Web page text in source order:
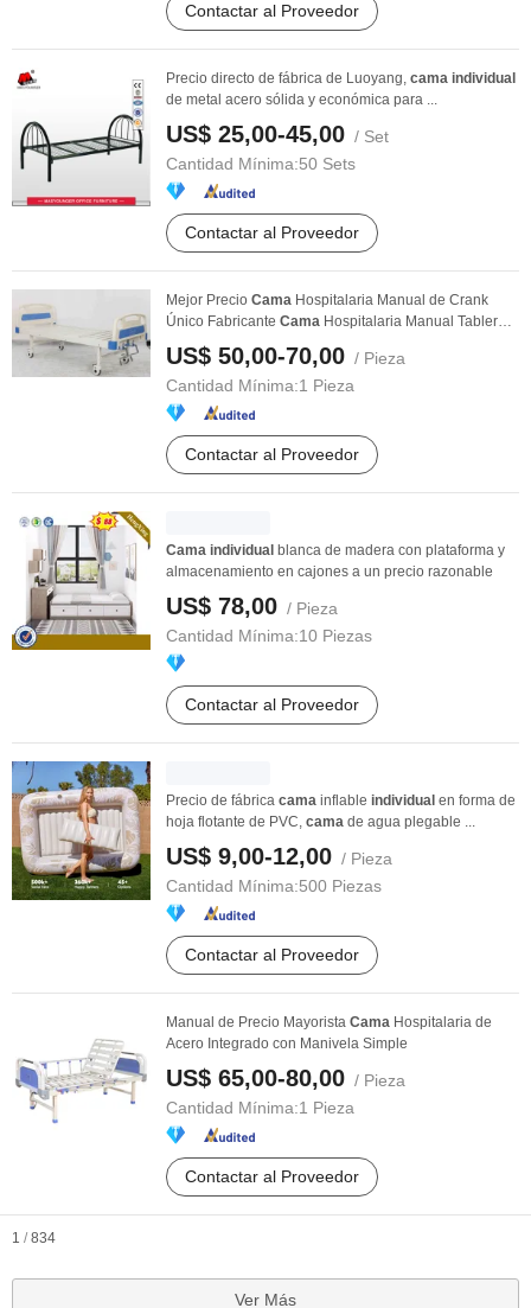
Contactar al Proveedor
Precio directo de fábrica de Luoyang, cama individual
de metal acero sólida y económica para ...
US$ 25,00-45,00 / Set
Cantidad Mínima:50 Sets
Contactar al Proveedor
Mejor Precio Cama Hospitalaria Manual de Crank
Único Fabricante Cama Hospitalaria Manual Tablero
US$ 50,00-70,00 / Pieza
Cantidad Mínima:1 Pieza
Contactar al Proveedor
Cama individual blanca de madera con plataforma y
almacenamiento en cajones a un precio razonable
US$ 78,00 / Pieza
Cantidad Mínima:10 Piezas
Contactar al Proveedor
Precio de fábrica cama inflable individual en forma de
hoja flotante de PVC, cama de agua plegable ...
US$ 9,00-12,00 / Pieza
Cantidad Mínima:500 Piezas
Contactar al Proveedor
Manual de Precio Mayorista Cama Hospitalaria de
Acero Integrado con Manivela Simple
US$ 65,00-80,00 / Pieza
Cantidad Mínima:1 Pieza
Contactar al Proveedor
1 / 834
Ver Más